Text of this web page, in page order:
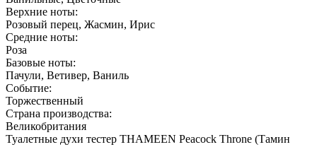
Верхние ноты:
Розовый перец, Жасмин, Ирис
Средние ноты:
Роза
Базовые ноты:
Пачули, Ветивер, Ваниль
Событие:
Торжественный
Страна производства:
Великобритания
Туалетные духи тестер THAMEEN Peacock Throne (Тамин